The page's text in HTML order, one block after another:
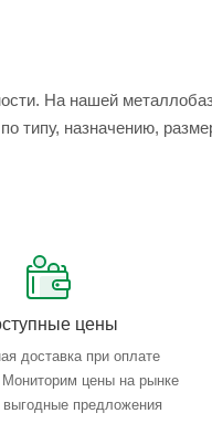
На нашей
типу, назначению,
цены
доставка при оплате
цены на рынке
предложения